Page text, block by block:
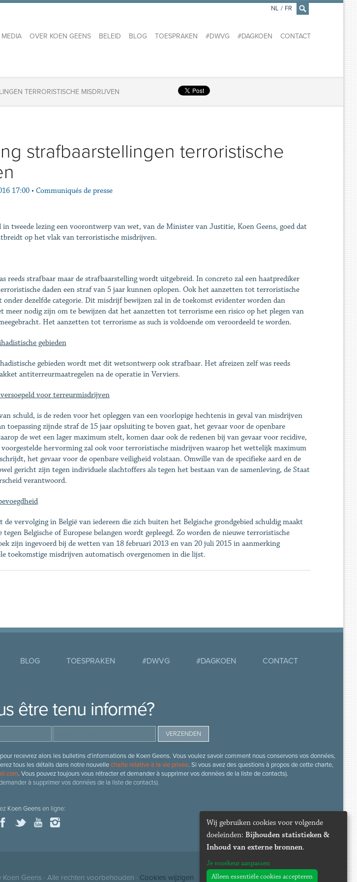
×
OVER KOEN GEENS BELEID BLOG TOESPRAKEN #DWVG #DAGKOEN CONTACT
NL / FR
TERRORISTISCHE MISDRIJVEN
strafbaarstellingen terroristische
17:00 • Communiqués de presse
in tweede lezing een voorontwerp van wet, van de Minister van Justitie, Koen Geens, goed dat
op het vlak van terroristische misdrijven.
reeds strafbaar maar de strafbaarstelling wordt uitgebreid. In concreto zal een haatprediker
daden een straf van 5 jaar kunnen oplopen. Ook het aanzetten tot terroristische
onder dezelfde categorie. Dit misdrijf bewijzen zal in de toekomst evidenter worden dan
meer nodig zijn om te bewijzen dat het aanzetten tot terrorisme een risico op het plegen van
Het aanzetten tot terrorisme as such is voldoende om veroordeeld te worden.
gebieden
gebieden wordt met dit wetsontwerp ook strafbaar. Het afreizen zelf was reeds
antiterreurmaatregelen na de operatie in Verviers.
voor terreurmisdrijven
schuld, is de reden voor het opleggen van een voorlopige hechtenis in geval van misdrijven
toepassing zijnde straf de 15 jaar opsluiting te boven gaat, het gevaar voor de openbare
de wet een lager maximum stelt, komen daar ook de redenen bij van gevaar voor recidive,
hervorming zal ook voor terroristische misdrijven waarop het wettelijk maximum
het gevaar voor de openbare veiligheid volstaan. Omwille van de specifieke aard en de
gericht zijn tegen individuele slachtoffers als tegen het bestaan van de samenleving, de Staat
verantwoord.
de vervolging in België van iedereen die zich buiten het Belgische grondgebied schuldig maakt
Belgische of Europese belangen wordt gepleegd. Zo worden de nieuwe terroristische
zijn ingevoerd bij de wetten van 18 februari 2013 en van 20 juli 2015 in aanmerking
toekomstige misdrijven automatisch overgenomen in die lijst.
BLOG TOESPRAKEN #DWVG #DAGKOEN CONTACT
être tenu informé?
recevrez alors les bulletins d’informations de Koen Geens. Vous voulez savoir comment nous conservons vos données,
tous les détails dans notre nouvellecharte relative à la vie privée. Si vous avez des questions à propos de cette charte,
. Vous pouvez toujours vous rétracter et demander à supprimer vos données de la liste de contacts).
à supprimer vos données de la liste de contacts).
Koen Geensen ligne:
Koen Geens · Alle rechten voorbehouden · Cookies wijzigen
Wij gebruiken cookies voor volgende
doeleinden: Bijhouden statistieken &
Inhoud van externe bronnen.
Je voorkeur aanpassen
Alleen essentiële cookies accepteren